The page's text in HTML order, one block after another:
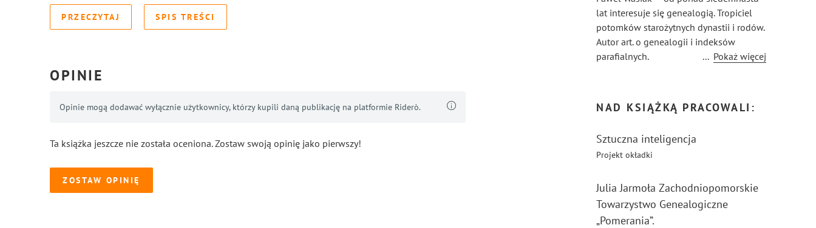
PRZECZYTAJ SPIS TREŚCI
OPINIE
Opinie mogą dodawać wyłącznie użytkownicy, którzy kupili daną publikację na platformie Riderò.
Ta książka jeszcze nie została oceniona. Zostaw swoją opinię jako pierwszy!
ZOSTAW OPINIĘ
lat interesuje się genealogią. Tropiciel
potomków starożytnych dynastii i rodów.
Autor art. o genealogii i indeksów
parafialnych.
... Pokaż więcej
NAD KSIĄŻKĄ PRACOWALI:
Sztuczna inteligencja
Projekt okładki
Julia Jarmoła Zachodniopomorskie
Towarzystwo Genealogiczne
„Pomerania”.